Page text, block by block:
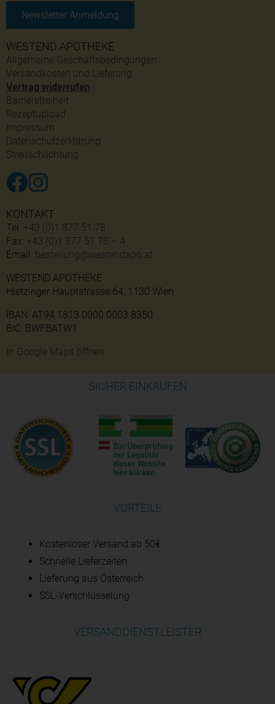
WESTEND APOTHEKE
Allgemeine Geschäftsbedingungen
Versandkosten und Lieferung
Vertrag widerrufen
Barrierefreiheit
Rezeptupload
Impressum
Datenschutzerklärung
Streitschlichtung
Newsletter Anmeldung
KONTAKT
Tel: +43 (0)1 877 51 78
Fax: +43 (0)1 877 51 78 – 4
Email: bestellung@westendapo.at
WESTEND APOTHEKE
Hietzinger Hauptstrasse 64, 1130 Wien
IBAN: AT94 1813 0000 0003 8350
BIC: BWFBATW1
In Google Maps öffnen
SICHER EINKAUFEN
VORTEILE
Kostenloser Versand ab 50€
Schnelle Lieferzeiten
Lieferung aus Österreich
SSL-Verschlüsselung
VERSANDDIENSTLEISTER